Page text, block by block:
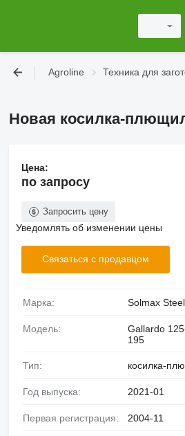
Agroline Техника для
Новая косилка-
Цена:
по запросу
Запросить цену
Уведомлять об изменении цены
Связаться с продавцом
Марка: Solmax Steel
Модель:
Gallardo
195
Тип: косилка-
Год выпуска: 2021-01
Первая регистрация: 2004-11